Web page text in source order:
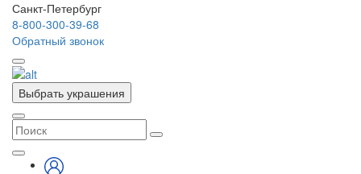
Санкт-Петербург
8-800-300-39-68
Обратный звонок
Выбрать украшения